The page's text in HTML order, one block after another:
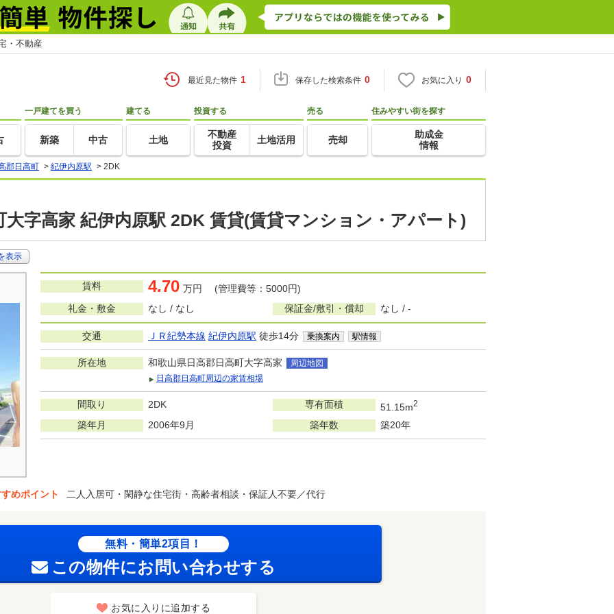
・不動産
最近見た物件 1 保存した検索条件 0 お気に入り 0
一戸建てを買う
新築 中古
建てる
土地
投資する
不動産
投資
土地活用
売る
売却
住みやすい街を探す
助成金
情報
郡日高町 > 紀伊内原駅 > 2DK
大字高家 紀伊内原駅 2DK 賃貸(賃貸マンション・アパート)
表示
賃料 4.70 万円 (管理費等：5000円)
礼金・敷金
なし / なし 保証金/敷引・償却 なし / -
交通 ＪＲ紀勢本線 紀伊内原駅 徒歩14分 乗換案内 駅情報
所在地 和歌山県日高郡日高町大字高家
周辺地図
日高郡日高町周辺の家賃相場
間取り 2DK 専有面積 51.15m2
築年月 2006年9月 築年数 築20年
めポイント 二人入居可・閑静な住宅街・高齢者相談・保証人不要／代行
無料・簡単2項目！
この物件にお問い合わせする
お気に入りに追加する